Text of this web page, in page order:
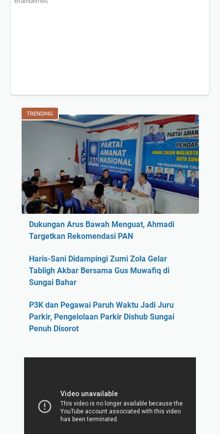
TRENDING
Dukungan Arus Bawah Menguat, Ahmadi
Targetkan Rekomendasi PAN
Haris-Sani Didampingi Zumi Zola Gelar
Tabligh Akbar Bersama Gus Muwafiq di
Sungai Bahar
P3K dan Pegawai Paruh Waktu Jadi Juru
Parkir, Pengelolaan Parkir Dishub Sungai
Penuh Disorot